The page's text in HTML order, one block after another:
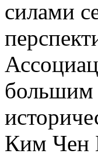
силами
большим
Ким